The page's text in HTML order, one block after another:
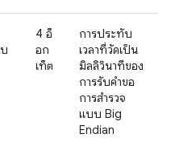
4 อ็
อก
เท็ต
การประทับ
เวลาที่วัดเป็น
มิลลิวินาทีของ
การรับคำขอ
การสำรวจ
แบบ Big
Endian